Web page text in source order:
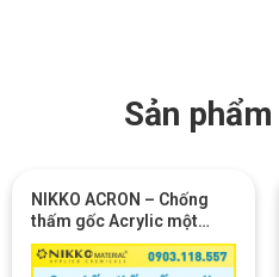
Sản
NIKKO ACRON – Chống
thấm gốc Acrylic một
thành phần (Kháng UV &
độ đàn hồi cao)